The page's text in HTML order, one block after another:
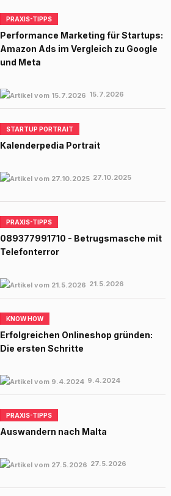
PRAXIS-TIPPS
Performance Marketing für Startups:
Amazon Ads im Vergleich zu Google
und Meta
15.7.2026
STARTUP PORTRAIT
Kalenderpedia Portrait
27.10.2025
PRAXIS-TIPPS
089377991710 - Betrugsmasche mit
Telefonterror
21.5.2026
KNOW HOW
Erfolgreichen Onlineshop gründen:
Die ersten Schritte
9.4.2024
PRAXIS-TIPPS
Auswandern nach Malta
27.5.2026